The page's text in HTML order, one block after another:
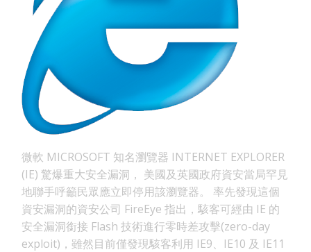
微軟 MICROSOFT 知名瀏覽器 INTERNET EXPLORER
(IE) 驚爆重大安全漏洞， 美國及英國政府資安當局罕見
地聯手呼籲民眾應立即停用該瀏覽器。 率先發現這個
資安漏洞的資安公司 FireEye 指出，駭客可經由 IE 的
安全漏洞銜接 Flash 技術進行零時差攻擊(zero-day
exploit)，雖然目前僅發現駭客利用 IE9、IE10 及 IE11